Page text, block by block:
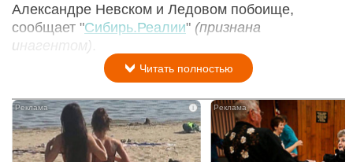
Александре Невском и Ледовом побоище,
сообщает "Сибирь.Реалии" (признана
инагентом)
Читать полностью
i